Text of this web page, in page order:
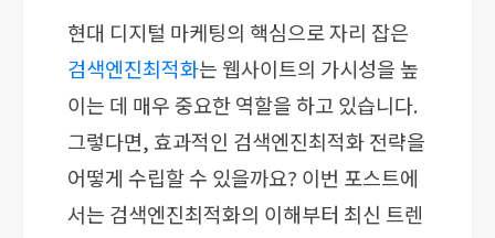
현대 디지털 마케팅의 핵심으로 자리 잡은
검색엔진최적화는 웹사이트의 가시성을 높
이는 데 매우 중요한 역할을 하고 있습니다.
그렇다면, 효과적인 검색엔진최적화 전략을
어떻게 수립할 수 있을까요? 이번 포스트에
서는 검색엔진최적화의 이해부터 최신 트렌